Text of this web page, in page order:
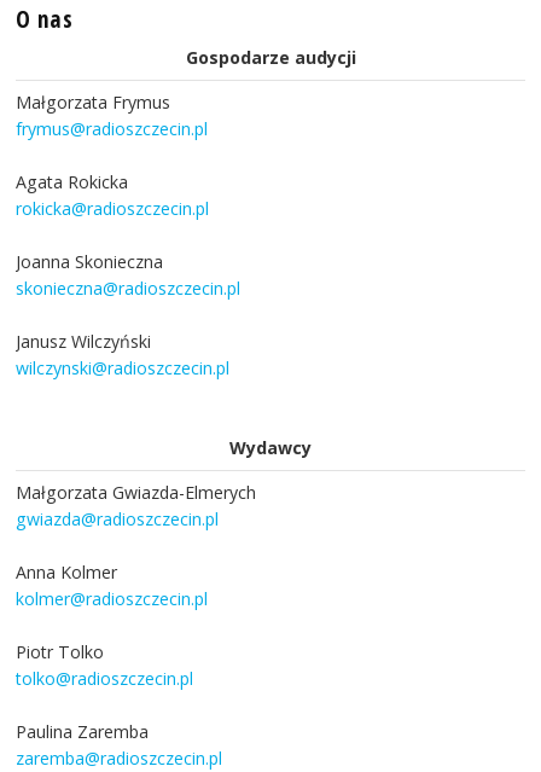
O nas
Gospodarze audycji
Małgorzata Frymus
frymus@radioszczecin.pl
Agata Rokicka
rokicka@radioszczecin.pl
Joanna Skonieczna
skonieczna@radioszczecin.pl
Janusz Wilczyński
wilczynski@radioszczecin.pl
Wydawcy
Małgorzata Gwiazda-Elmerych
gwiazda@radioszczecin.pl
Anna Kolmer
kolmer@radioszczecin.pl
Piotr Tolko
tolko@radioszczecin.pl
Paulina Zaremba
zaremba@radioszczecin.pl